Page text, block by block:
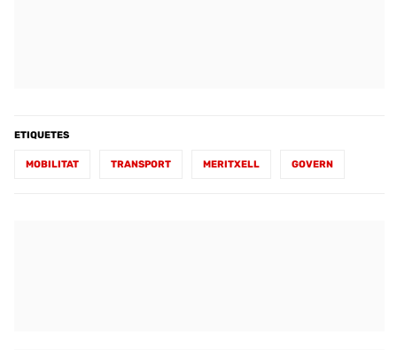
ETIQUETES
MOBILITAT TRANSPORT MERITXELL GOVERN